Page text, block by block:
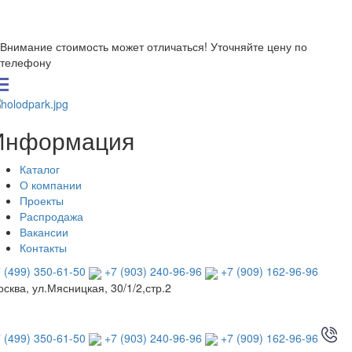
Внимание стоимость может отличаться! Уточняйте цену по
телефону
Каталог
О компании
Проекты
Распродажа
Вакансии
Контакты
(499) 350-61-50
+7 (903) 240-96-96
+7 (909) 162-96-96
ул.Мясницкая, 30/1/2,стр.2
(499) 350-61-50 +7 (903) 240-96-96 +7 (909) 162-96-96